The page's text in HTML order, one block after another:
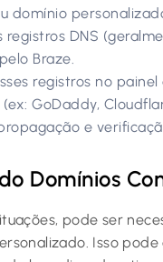
domínio
DNS
Braze.
registros no
GoDaddy,
e
Domínios
pode ser
Isso